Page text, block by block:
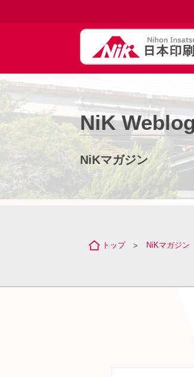
NiK
NiKマガジン
トップ > NiKマガジン